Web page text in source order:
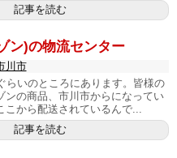
記事を読む
ン)の物流センター
川市
らいのところにあります。皆様の
ンの商品、市川市からになってい
こから配送されているんで...
記事を読む